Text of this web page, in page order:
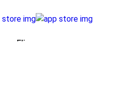
Flix en: